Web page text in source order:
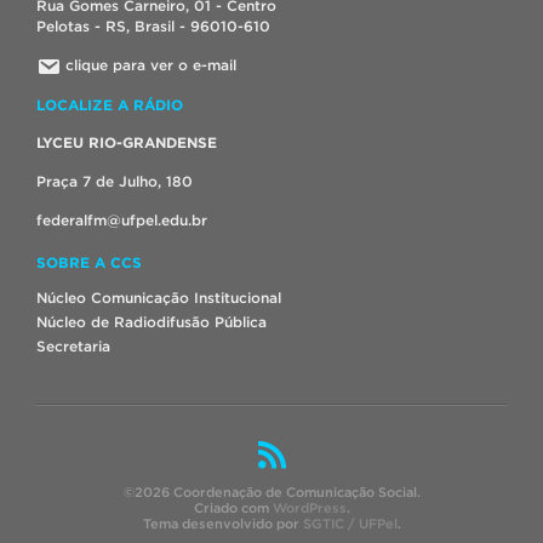
Rua Gomes Carneiro, 01 - Centro
Pelotas - RS, Brasil - 96010-610
clique para ver o e-mail
LOCALIZE A RÁDIO
LYCEU RIO-GRANDENSE
Praça 7 de Julho, 180
federalfm@ufpel.edu.br
SOBRE A CCS
Núcleo Comunicação Institucional
Núcleo de Radiodifusão Pública
Secretaria
©2026 Coordenação de Comunicação Social.
Criado com WordPress.
Tema desenvolvido por SGTIC / UFPel.